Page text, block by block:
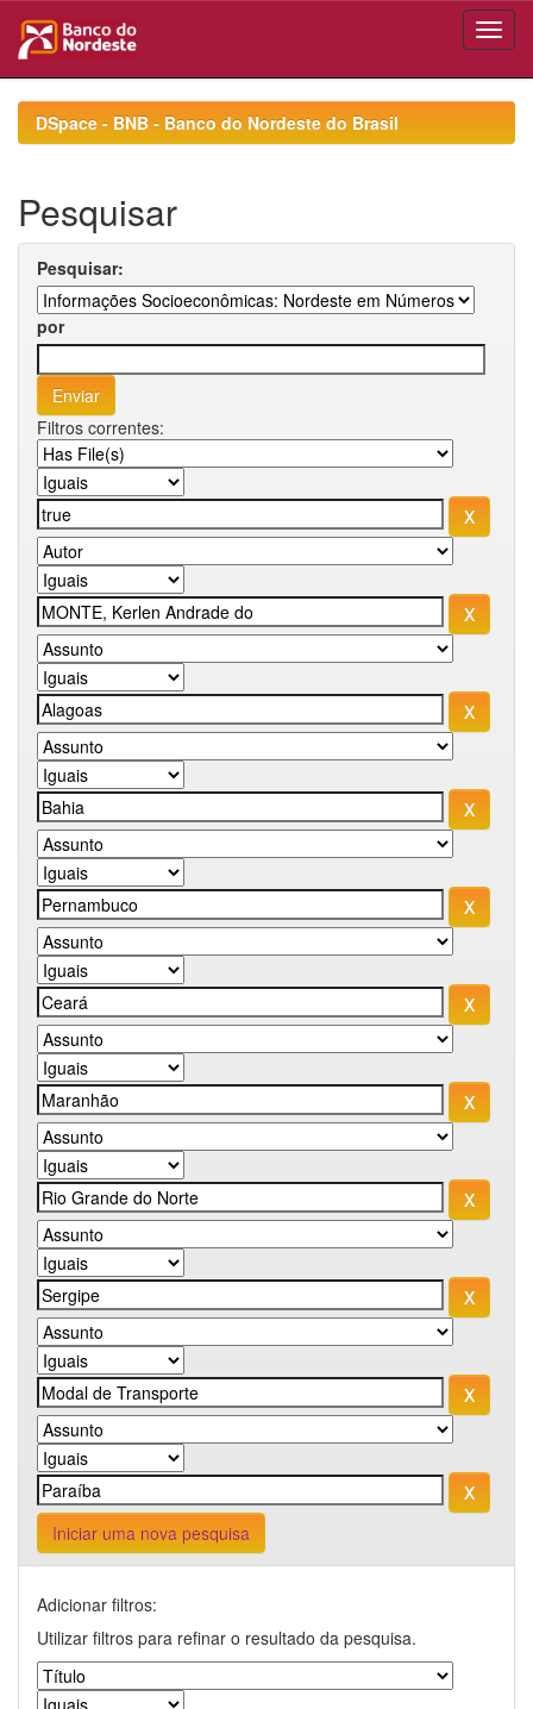
navigationDSpace - BNB - Banco do Nordeste do Brasil
Pesquisar
Pesquisar:
por
Filtros correntes:
Iniciar uma nova pesquisa
Adicionar filtros:
Utilizar filtros para refinar o resultado da pesquisa.